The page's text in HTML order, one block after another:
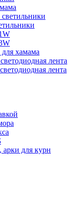
хамама
лента
лента
арки для курн